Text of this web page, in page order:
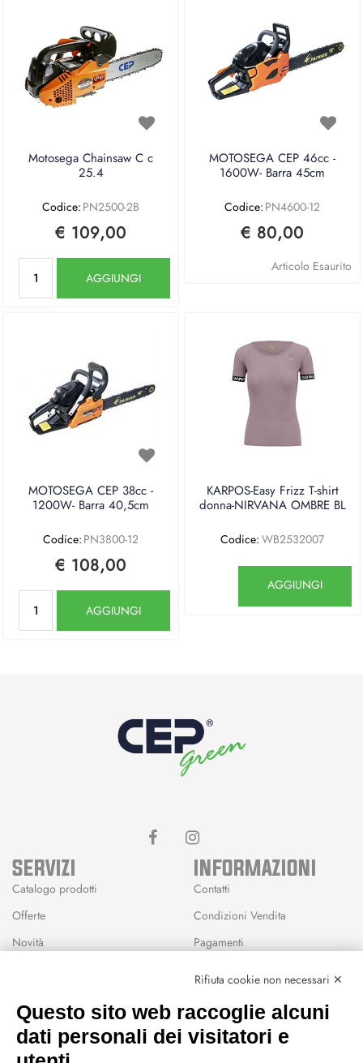
Motosega Chainsaw C c
25.4
Codice: PN2500-2B
€ 109,00
AGGIUNGI
MOTOSEGA CEP 46cc -
1600W- Barra 45cm
Codice: PN4600-12
€ 80,00
Articolo Esaurito
MOTOSEGA CEP 38cc -
1200W- Barra 40,5cm
Codice: PN3800-12
€ 108,00
AGGIUNGI
KARPOS-Easy Frizz T-shirt
donna-NIRVANA OMBRE BL
Codice: WB2532007
AGGIUNGI
SERVIZI
Catalogo prodotti
Offerte
Novità
Wishlist
INFORMAZIONI
Contatti
Condizioni Vendita
Pagamenti
CEP GREEN
Rifiuta cookie non necessari ✕
Questo sito web raccoglie alcuni
dati personali dei visitatori e